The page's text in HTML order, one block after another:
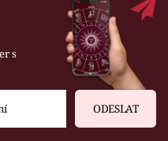
s
ODESLAT